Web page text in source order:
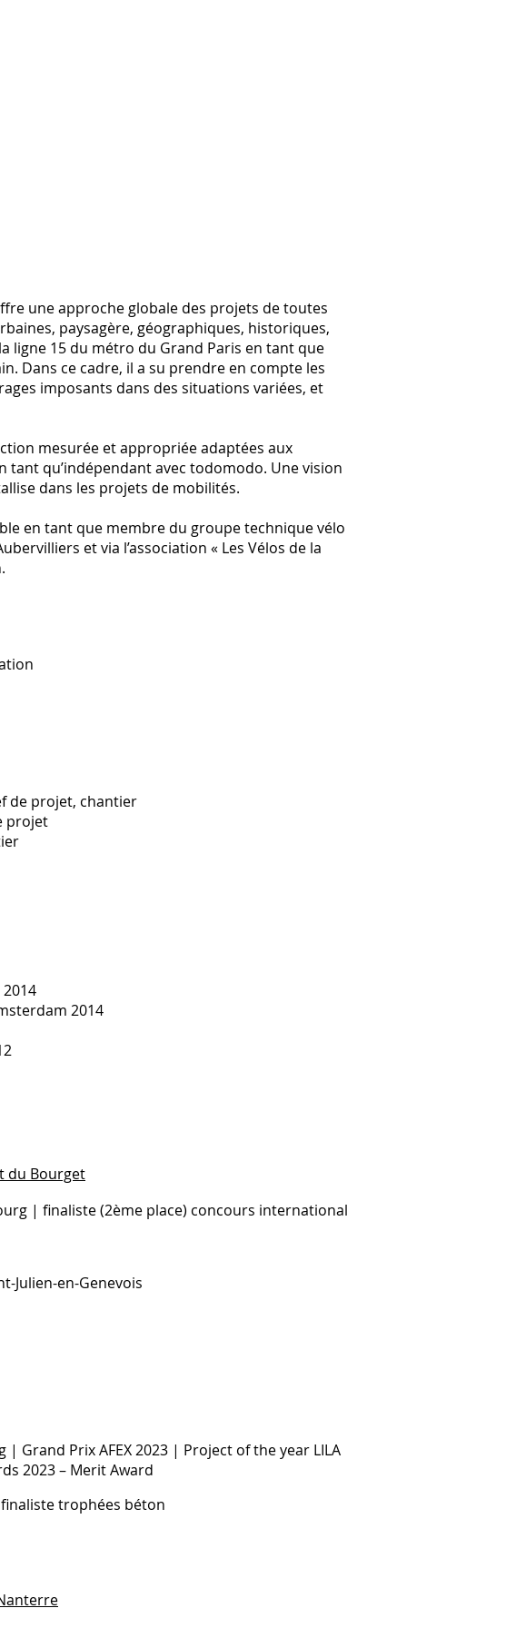
une approche globale des projets de toutes
paysagère, géographiques, historiques,
ligne 15 du métro du Grand Paris en tant que
Dans ce cadre, il a su prendre en compte les
imposants dans des situations variées, et
mesurée et appropriée adaptées aux
qu’indépendant avec todomodo. Une vision
dans les projets de mobilités.
en tant que membre du groupe technique vélo
et via l’association « Les Vélos de la
de projet, chantier
projet
2014
du Bourget
| finaliste (2ème place) concours international
Julien-en-Genevois
Grand Prix AFEX 2023 | Project of the year LILA
2023 – Merit Award
trophées béton